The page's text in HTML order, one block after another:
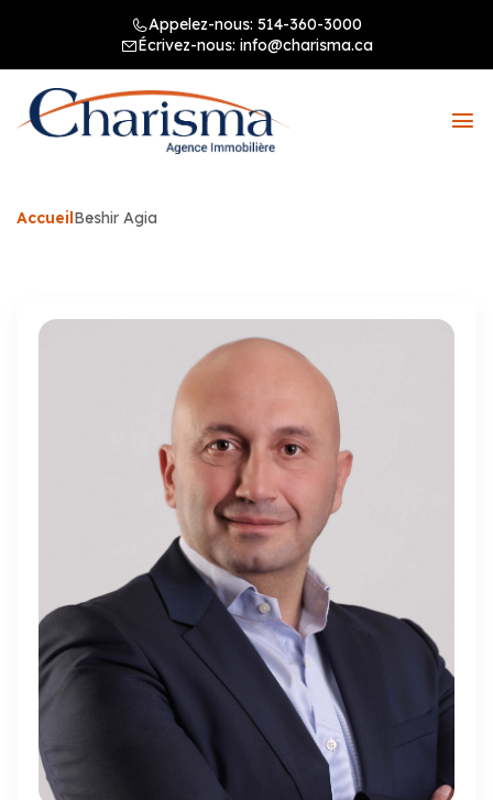
Appelez-nous: 514-360-3000
Écrivez-nous: info@charisma.ca
AccueilBeshir Agia